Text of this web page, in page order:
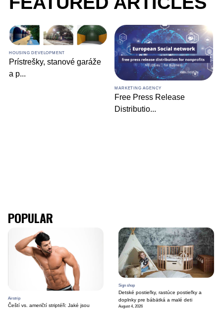
HOUSING DEVELOPMENT
Prístrešky, stanové garáže
a p...
MARKETING AGENCY
Free Press Release
Distributio...
POPULAR
Airstrip
Čeští vs. američtí striptéři: Jaké jsou
Sign shop
Detské postieľky, rastúce postieľky a
doplnky pre bábätká a malé deti
August 4, 2026